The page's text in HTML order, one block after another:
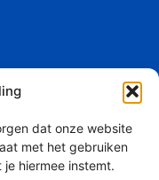
dat onze website
met het gebruiken
hiermee instemt.
keurmerken